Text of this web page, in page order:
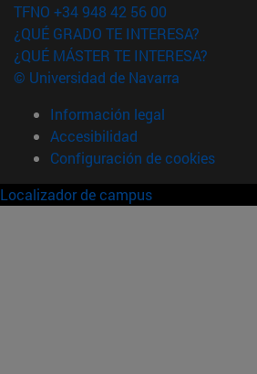
TFNO +34 948 42 56 00
¿QUÉ GRADO TE INTERESA?
¿QUÉ MÁSTER TE INTERESA?
© Universidad de Navarra
Información legal
Accesibilidad
Configuración de cookies
Localizador de campus